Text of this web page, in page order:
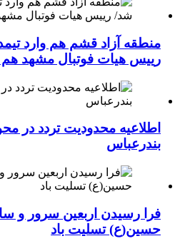
منطقه آزاد قشم هم وارد
رییس هیات فوتبال مشهد هم
اطلاعیه محدودیت تردد در
بندرعباس
فرا رسیدن اربعین سرور و
حسین(ع) تسلیت باد